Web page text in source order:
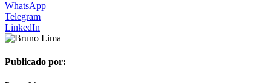
WhatsApp
Telegram
LinkedIn
Publicado por: